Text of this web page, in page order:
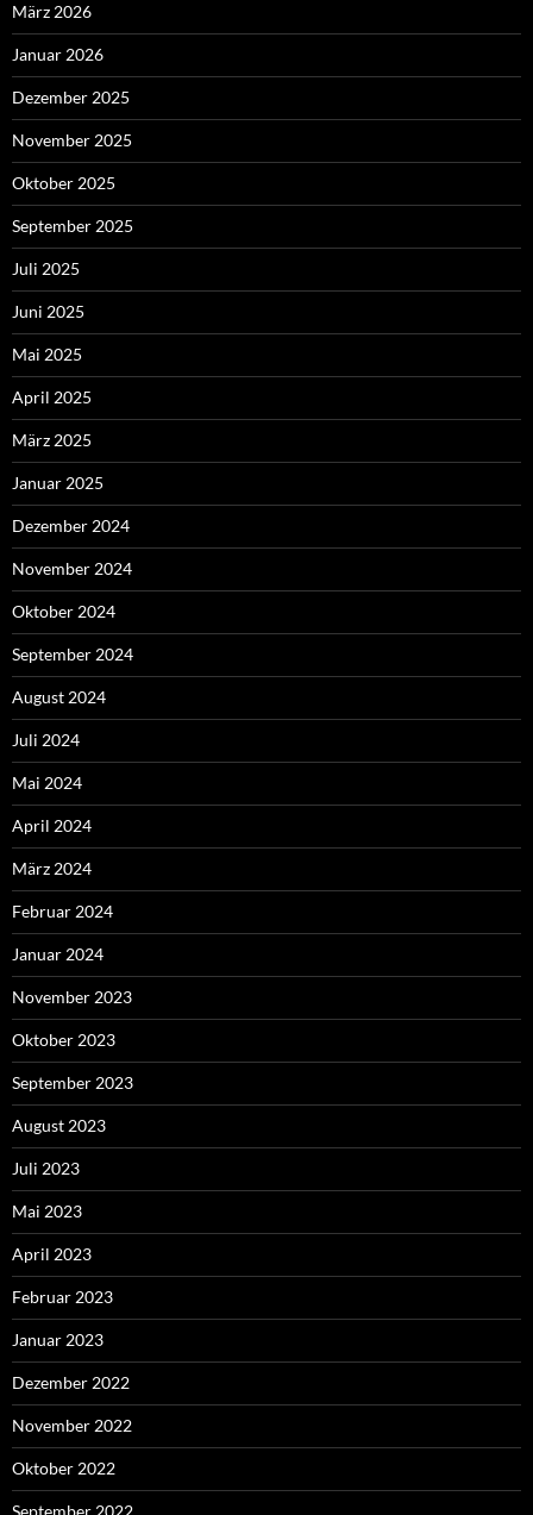
März 2026
Januar 2026
Dezember 2025
November 2025
Oktober 2025
September 2025
Juli 2025
Juni 2025
Mai 2025
April 2025
März 2025
Januar 2025
Dezember 2024
November 2024
Oktober 2024
September 2024
August 2024
Juli 2024
Mai 2024
April 2024
März 2024
Februar 2024
Januar 2024
November 2023
Oktober 2023
September 2023
August 2023
Juli 2023
Mai 2023
April 2023
Februar 2023
Januar 2023
Dezember 2022
November 2022
Oktober 2022